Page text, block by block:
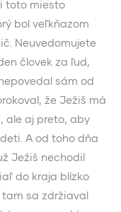
toto miesto
bol veľkňazom
Neuvedomujete
človek za ľud,
sám od
že Ježiš má
ale aj preto, aby
A od toho dňa
Ježiš nechodil
do kraja blízko
sa zdržiaval